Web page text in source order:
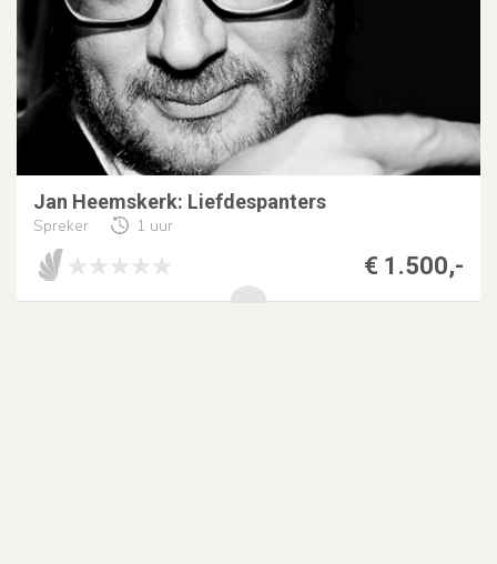
Jan Heemskerk: Liefdespanters
Spreker 1 uur
€ 1.500,-